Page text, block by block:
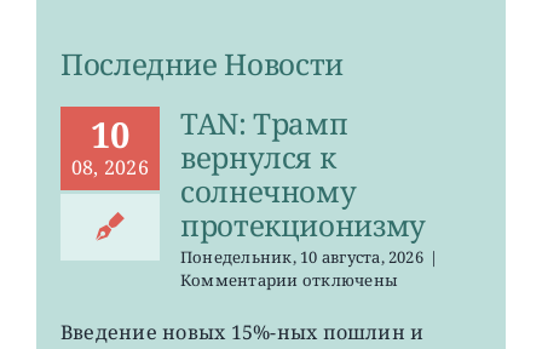
Последние Новости
10
08, 2026
TAN: Трамп
вернулся к
солнечному
протекционизму
Понедельник, 10 августа, 2026 |
Комментариик
TAN:
отключены
Введение новых 15%-ных пошлин и